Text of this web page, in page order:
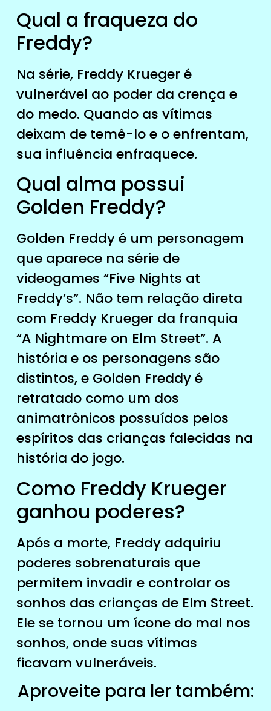
Qual a fraqueza do
Freddy?
Na série, Freddy Krueger é
vulnerável ao poder da crença e
do medo. Quando as vítimas
deixam de temê-lo e o enfrentam,
sua influência enfraquece.
Qual alma possui
Golden Freddy?
Golden Freddy é um personagem
que aparece na série de
videogames “Five Nights at
Freddy’s”. Não tem relação direta
com Freddy Krueger da franquia
“A Nightmare on Elm Street”. A
história e os personagens são
distintos, e Golden Freddy é
retratado como um dos
animatrônicos possuídos pelos
espíritos das crianças falecidas na
história do jogo.
Como Freddy Krueger
ganhou poderes?
Após a morte, Freddy adquiriu
poderes sobrenaturais que
permitem invadir e controlar os
sonhos das crianças de Elm Street.
Ele se tornou um ícone do mal nos
sonhos, onde suas vítimas
ficavam vulneráveis.
Aproveite para ler também: